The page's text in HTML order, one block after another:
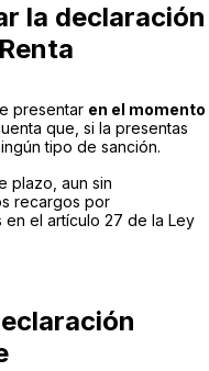
la declaración
presentar en el momento
que, si la presentas
tipo de sanción.
plazo, aun sin
recargos por
el artículo 27 de la Ley